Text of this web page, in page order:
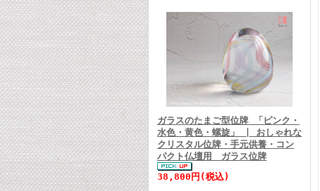
ガラスのたまご型位牌 「ピンク・
水色・黄色・螺旋」 | おしゃれな
クリスタル位牌・手元供養・コン
パクト仏壇用 ガラス位牌
38,800円(税込)